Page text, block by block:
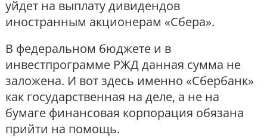
уйдет на выплату дивидендов
иностранным акционерам «Сбера».
В федеральном бюджете и в
инвестпрограмме РЖД данная сумма не
заложена. И вот здесь именно «Сбербанк»
как государственная на деле, а не на
бумаге финансовая корпорация обязана
прийти на помощь.